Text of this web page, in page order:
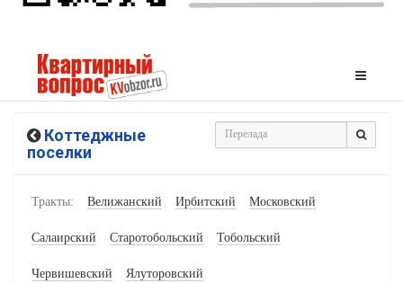
Коттеджные
поселки
Тракты: Велижанский Ирбитский Московский
Салаирский Старотобольский Тобольский
Червишевский Ялуторовский